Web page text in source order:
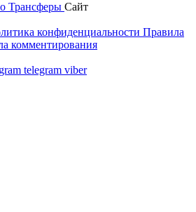
Трансферы Сайт
конфиденциальности Правила
комментирования
telegram viber